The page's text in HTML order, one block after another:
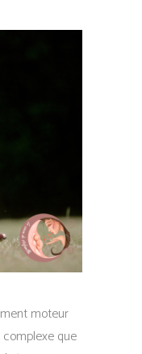
moteur
que